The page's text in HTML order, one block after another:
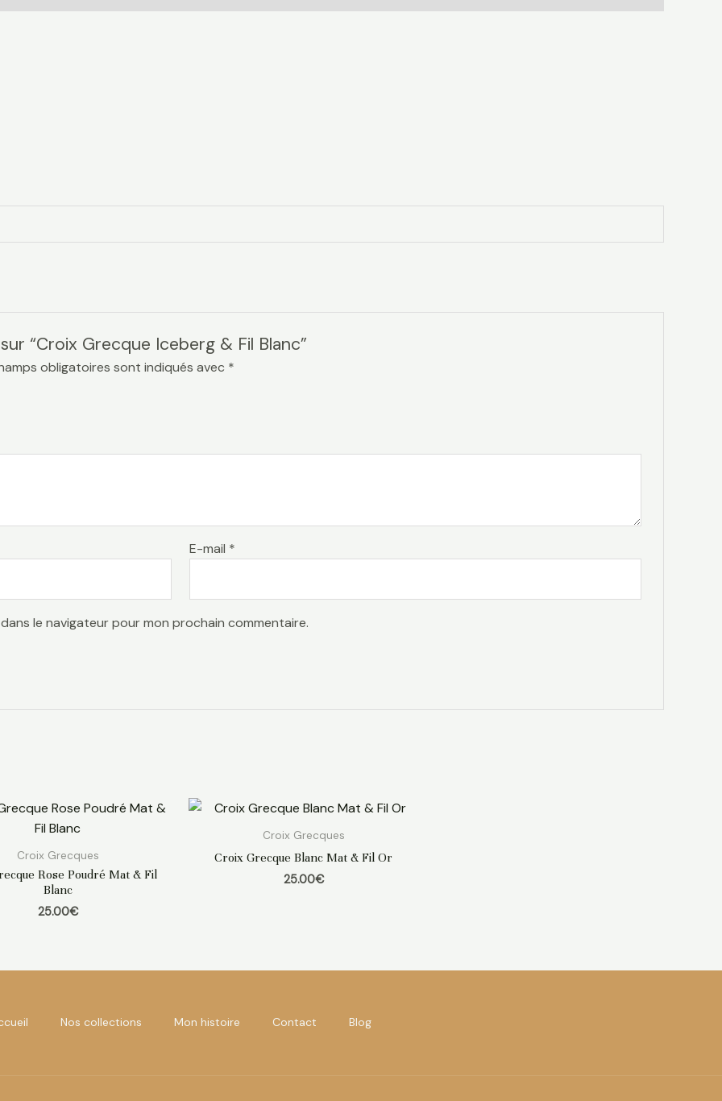
“Croix Grecque Iceberg & Fil Blanc”
obligatoires sont indiqués avec *
E-mail *
le navigateur pour mon prochain commentaire.
Croix Grecques
Rose Poudré Mat & Fil
Blanc
25.00€
Croix Grecques
Croix Grecque Blanc Mat & Fil Or
25.00€
Nos collections Mon histoire Contact Blog